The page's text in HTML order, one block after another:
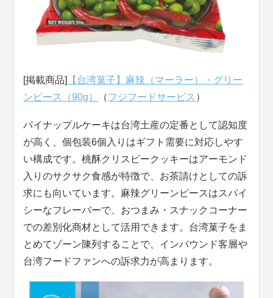
[掲載商品]
【台湾菓子】麻辣（マーラー）・グリー
ンピース（90g）
（フジフードサービス ）
パイナップルケーキは台湾土産の定番として認知度
が高く、個包装6個入りはギフト需要に対応しやす
い構成です。桃酥クリスピークッキーはアーモンド
入りのサクサク食感が特徴で、お茶請けとしての訴
求にも向いています。麻辣グリーンピースはスパイ
シーなフレーバーで、おつまみ・スナックコーナー
での差別化商材として活用できます。台湾菓子をま
とめてゾーン陳列することで、インバウンド客層や
台湾フードファンへの訴求力が高まります。